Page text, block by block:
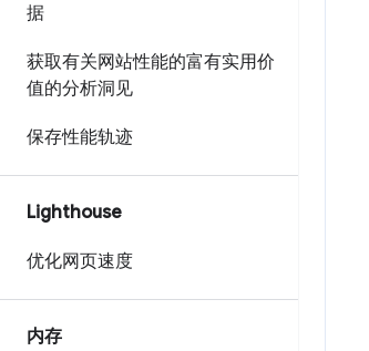
据
获取有关网站性能的富有实用价
值的分析洞见
保存性能轨迹
Lighthouse
优化网页速度
内存